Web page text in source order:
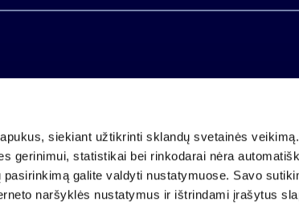
siekiant užtikrinti sklandų svetainės
gerinimui, statistikai bei rinkodarai nėra
galite valdyti nustatymuose. Savo
naršyklės nustatymus ir ištrindami įrašytus
mln. eurų –
opcionus ir tapo
Įmonės kodas 121304349
PVM mokėtojo kodas LT213043414
Įregistruota VĮ Registrų centras
A.s. LT25 4010 0424 0124 2013